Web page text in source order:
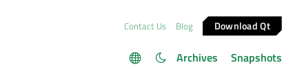
Contact Us Blog Download Qt
Archives Snapshots